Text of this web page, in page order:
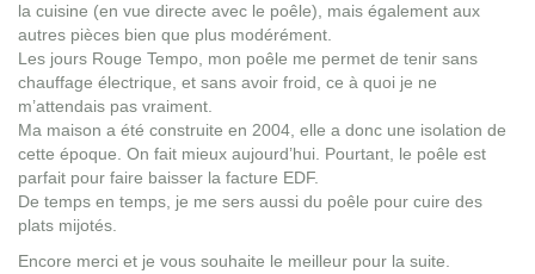
la cuisine (en vue directe avec le poêle), mais également aux
autres pièces bien que plus modérément.
Les jours Rouge Tempo, mon poêle me permet de tenir sans
chauffage électrique, et sans avoir froid, ce à quoi je ne
m’attendais pas vraiment.
Ma maison a été construite en 2004, elle a donc une isolation de
cette époque. On fait mieux aujourd’hui. Pourtant, le poêle est
parfait pour faire baisser la facture EDF.
De temps en temps, je me sers aussi du poêle pour cuire des
plats mijotés.
Encore merci et je vous souhaite le meilleur pour la suite.